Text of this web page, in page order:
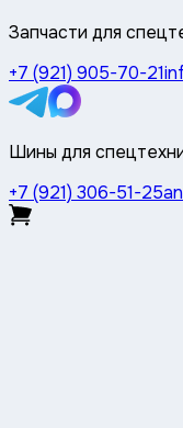
Запчасти для
+7 (921) 905-70-21
Шины для
+7 (921) 306-51-25